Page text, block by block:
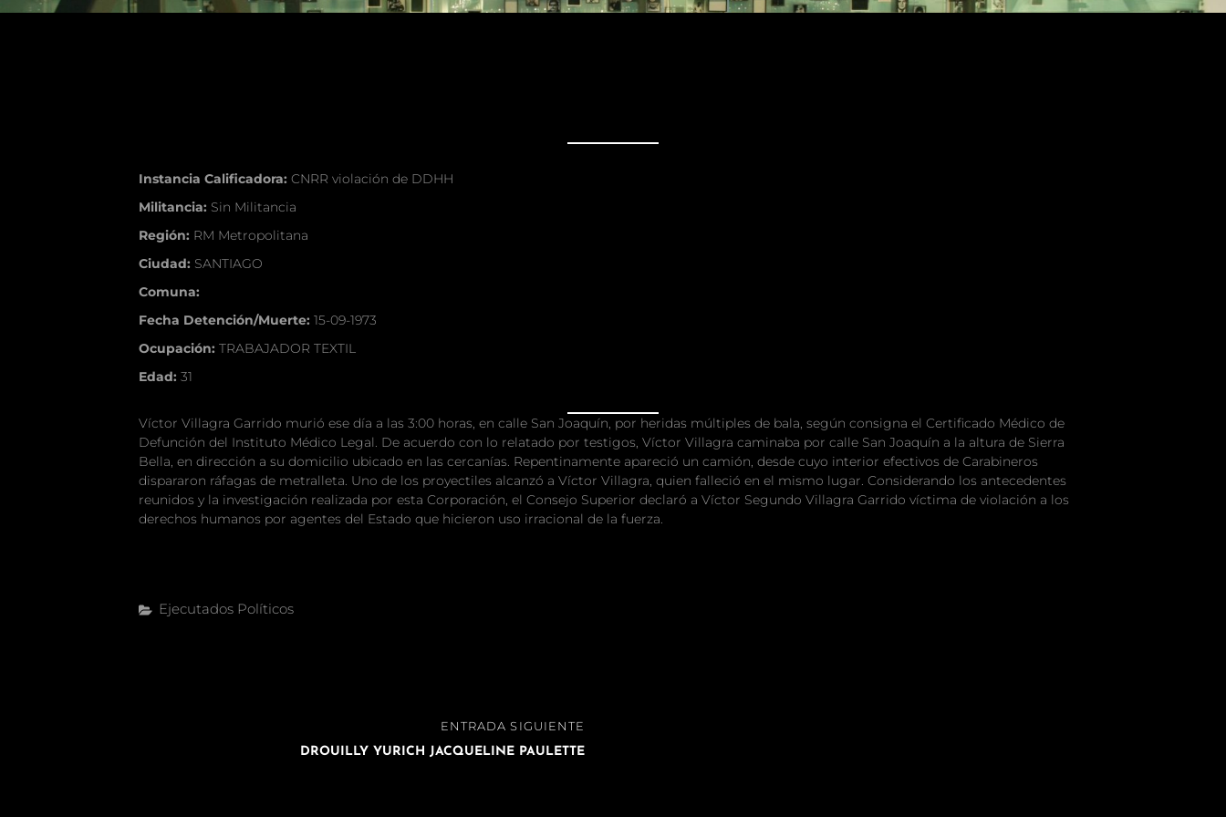
Instancia Calificadora: CNRR violación de DDHH
Militancia: Sin Militancia
Región: RM Metropolitana
Ciudad: SANTIAGO
Comuna:
Fecha Detención/Muerte: 15-09-1973
Ocupación: TRABAJADOR TEXTIL
Edad: 31
Víctor Villagra Garrido murió ese día a las 3:00 horas, en calle San Joaquín, por heridas múltiples de bala, según consigna el Certificado Médico de
Defunción del Instituto Médico Legal. De acuerdo con lo relatado por testigos, Víctor Villagra caminaba por calle San Joaquín a la altura de Sierra
Bella, en dirección a su domicilio ubicado en las cercanías. Repentinamente apareció un camión, desde cuyo interior efectivos de Carabineros
dispararon ráfagas de metralleta. Uno de los proyectiles alcanzó a Víctor Villagra, quien falleció en el mismo lugar. Considerando los antecedentes
reunidos y la investigación realizada por esta Corporación, el Consejo Superior declaró a Víctor Segundo Villagra Garrido víctima de violación a los
derechos humanos por agentes del Estado que hicieron uso irracional de la fuerza.
Categorías
Ejecutados Políticos
ENTRADA SIGUIENTE
DROUILLY YURICH JACQUELINE PAULETTE